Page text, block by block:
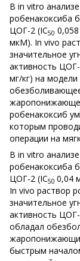
В in vitro
робенакоксиба
ЦОГ-2 (IC50
мкМ). In vivo
значительное
активность
мг/кг) на
робенакоксиб
которым
операции на
В in vitro
робенакоксиба
ЦОГ-2 (IC50 0,04
In vivo раствор
значительное
активность
обладал
быстрым